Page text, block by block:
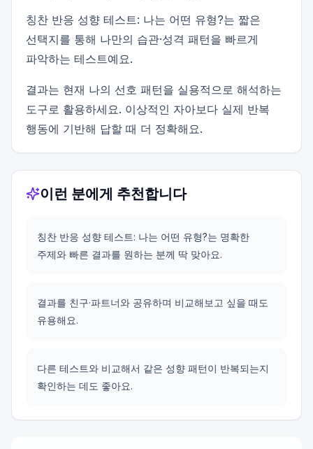
칭찬 반응 성향 테스트: 나는 어떤 유형?는 짧은
선택지를 통해 나만의 습관·성격 패턴을 빠르게
파악하는 테스트예요.
결과는 현재 나의 선호 패턴을 실용적으로 해석하는
도구로 활용하세요. 이상적인 자아보다 실제 반복
행동에 기반해 답할 때 더 정확해요.
이런 분에게 추천합니다
칭찬 반응 성향 테스트: 나는 어떤 유형?는 명확한
주제와 빠른 결과를 원하는 분께 딱 맞아요.
결과를 친구·파트너와 공유하며 비교해보고 싶을 때도
유용해요.
다른 테스트와 비교해서 같은 성향 패턴이 반복되는지
확인하는 데도 좋아요.